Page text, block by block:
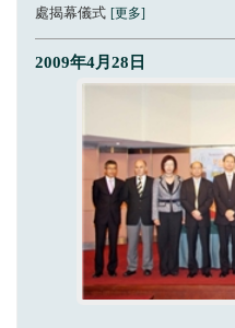
處揭幕儀式 [更多]
2009年4月28日